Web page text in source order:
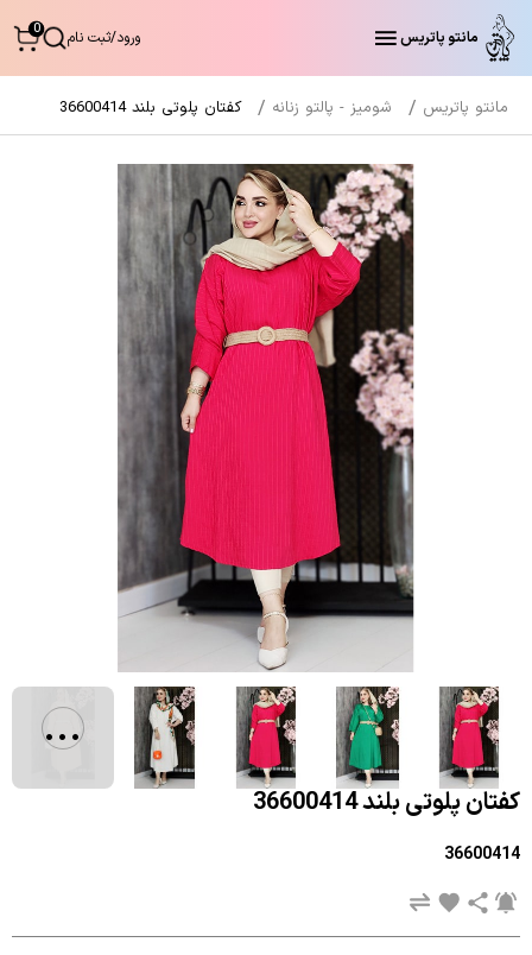
مانتو پاتریس ورود/ثبت نام 0
مانتو پاتریس شومیز - پالتو زنانه کفتان پلوتی بلند 36600414
کفتان پلوتی بلند 36600414
36600414
...